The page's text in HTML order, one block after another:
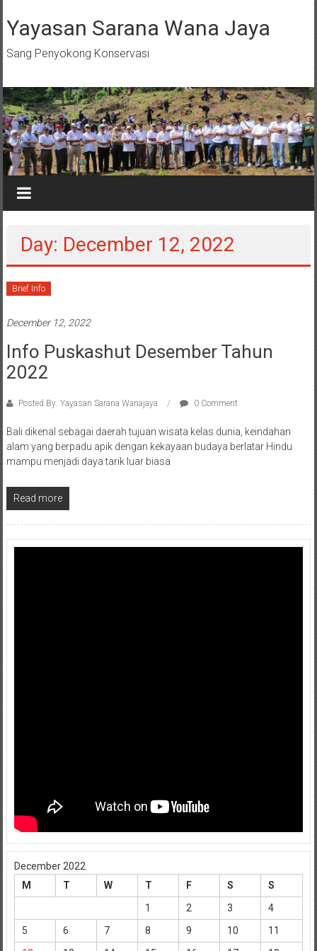
to
content
Yayasan Sarana Wana Jaya
Sang Penyokong Konservasi
Day: December 12, 2022
Brief Info
December 12, 2022
Info Puskashut Desember Tahun
2022
Posted By: Yayasan Sarana Wanajaya 0 Comment
Bali dikenal sebagai daerah tujuan wisata kelas dunia, keindahan
alam yang berpadu apik dengan kekayaan budaya berlatar Hindu
mampu menjadi daya tarik luar biasa
Read more
December 2022
M
T W T F S
S
1
2 3
4
5
6 7 8 9 10
11